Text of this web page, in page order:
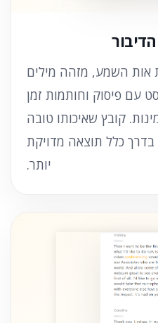
השמע, מזהה מילים
עם פיסוק וחותמות זמן
קובץ שאיכותו טובה
בדרך כלל תוצאה מדויקת
יותר.